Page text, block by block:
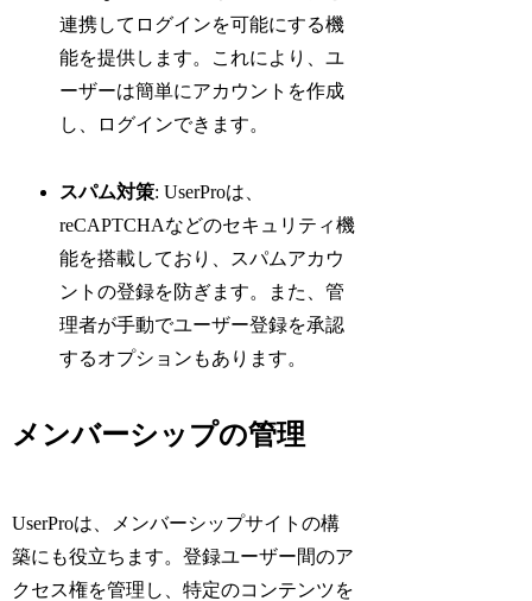
連携してログインを可能にする機
能を提供します。これにより、ユ
ーザーは簡単にアカウントを作成
し、ログインできます。
スパム対策: UserProは、
reCAPTCHAなどのセキュリティ機
能を搭載しており、スパムアカウ
ントの登録を防ぎます。また、管
理者が手動でユーザー登録を承認
するオプションもあります。
メンバーシップの管理
UserProは、メンバーシップサイトの構
築にも役立ちます。登録ユーザー間のア
クセス権を管理し、特定のコンテンツを